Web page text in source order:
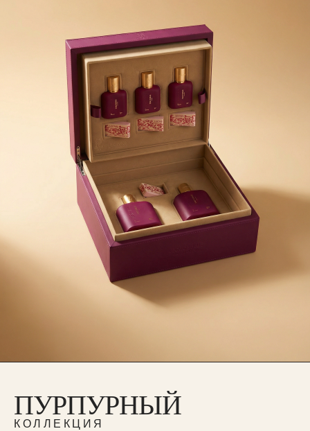
ПУРПУРНЫЙ
КОЛЛЕКЦИЯ